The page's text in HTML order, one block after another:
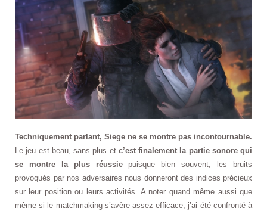
Techniquement parlant, Siege ne se montre pas incontournable.
Le jeu est beau, sans plus et c’est finalement la partie sonore qui
se montre la plus réussiepuisque bien souvent, les bruits
provoqués par nos adversaires nous donneront des indices précieux
sur leur position ou leurs activités. A noter quand même aussi que
même si le matchmaking s’avère assez efficace, j’ai été confronté à